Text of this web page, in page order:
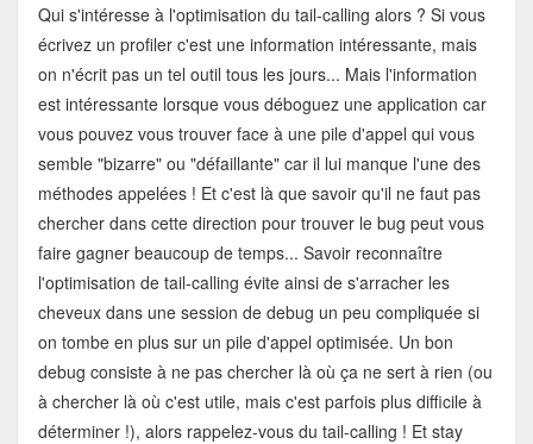
Qui s'intéresse à l'optimisation du tail-calling alors ? Si vous
écrivez un profiler c'est une information intéressante, mais
on n'écrit pas un tel outil tous les jours... Mais l'information
est intéressante lorsque vous déboguez une application car
vous pouvez vous trouver face à une pile d'appel qui vous
semble "bizarre" ou "défaillante" car il lui manque l'une des
méthodes appelées ! Et c'est là que savoir qu'il ne faut pas
chercher dans cette direction pour trouver le bug peut vous
faire gagner beaucoup de temps... Savoir reconnaître
l'optimisation de tail-calling évite ainsi de s'arracher les
cheveux dans une session de debug un peu compliquée si
on tombe en plus sur un pile d'appel optimisée. Un bon
debug consiste à ne pas chercher là où ça ne sert à rien (ou
à chercher là où c'est utile, mais c'est parfois plus difficile à
déterminer !), alors rappelez-vous du tail-calling ! Et stay